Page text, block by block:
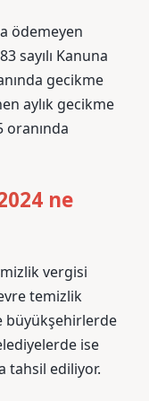
ödemeyen
sayılı Kanuna
gecikme
aylık gecikme
oranında
ne
vergisi
temizlik
büyükşehirlerde
ise
tahsil ediliyor.